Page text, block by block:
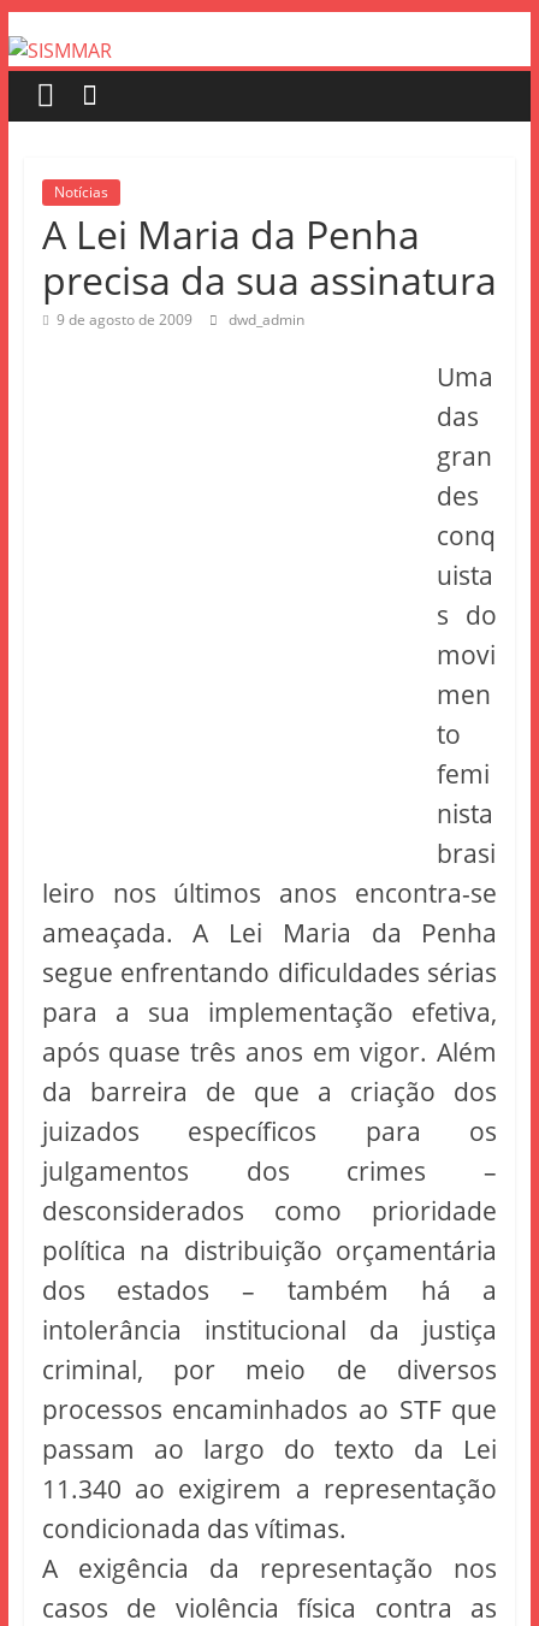
Notícias
A Lei Maria da Penha
precisa da sua assinatura
9 de agosto de 2009 dwd_admin
Uma
das
gran
des
conq
uista
s do
movi
men
to
femi
nista
brasi
leiro nos últimos anos encontra-se
ameaçada. A Lei Maria da Penha
segue enfrentando dificuldades sérias
para a sua implementação efetiva,
após quase três anos em vigor. Além
da barreira de que a criação dos
juizados específicos para os
julgamentos dos crimes –
desconsiderados como prioridade
política na distribuição orçamentária
dos estados – também há a
intolerância institucional da justiça
criminal, por meio de diversos
processos encaminhados ao STF que
passam ao largo do texto da Lei
11.340 ao exigirem a representação
condicionada das vítimas.
A exigência da representação nos
casos de violência física contra as